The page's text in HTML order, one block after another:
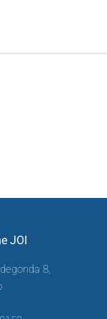
JOI
8,